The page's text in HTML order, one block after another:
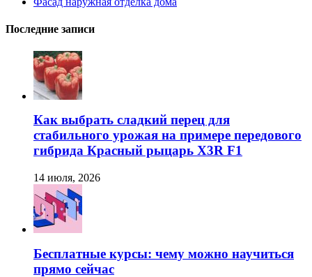
Последние записи
Как выбрать сладкий перец для
стабильного урожая на примере передового
гибрида Красный рыцарь X3R F1
14 июля, 2026
Бесплатные курсы: чему можно научиться
прямо сейчас